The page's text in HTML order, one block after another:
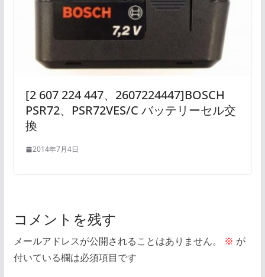
[2 607 224 447、2607224447]BOSCH
PSR72、PSR72VES/C バッテリーセル交
換
2014年7月4日
コメントを残す
メールアドレスが公開されることはありません。 ※ が
付いている欄は必須項目です